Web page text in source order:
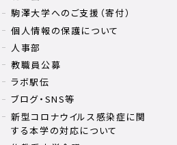
駒澤大学へのご支援（寄付）
個人情報の保護について
人事部
教職員公募
ラボ駅伝
ブログ・SNS等
新型コロナウイルス感染症に関
する本学の対応について